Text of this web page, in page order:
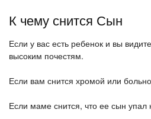
К чему снится Сын
Если у вас есть ребенок и вы
высоким почестям.
Если вам снится хромой или
Если маме снится, что ее сын упал